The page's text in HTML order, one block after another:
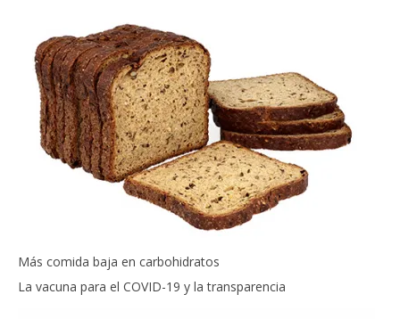
Más comida baja en carbohidratos
La vacuna para el COVID-19 y la transparencia